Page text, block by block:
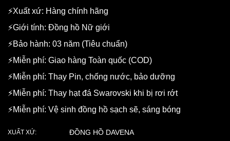
⚡️Xuất xứ: Hàng chính hãng
⚡️Giới tính: Đồng hồ Nữ giới
⚡️Bảo hành: 03 năm (Tiêu chuẩn)
⚡️Miễn phí: Giao hàng Toàn quốc (COD)
⚡️Miễn phí: Thay Pin, chống nước, bảo dưỡng
⚡️Miễn phí: Thay hạt đá Swarovski khi bị rơi rớt
⚡️Miễn phí: Vệ sinh đồng hồ sạch sẽ, sáng bóng
XUẤT XỨ: ĐỒNG HỒ DAVENA